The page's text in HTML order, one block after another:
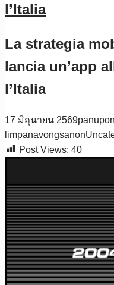
l’Italia
La strategia
lancia un’app
l’Italia
17 มิถุนายน 2569
limpanavongsanon
Post Views: 40